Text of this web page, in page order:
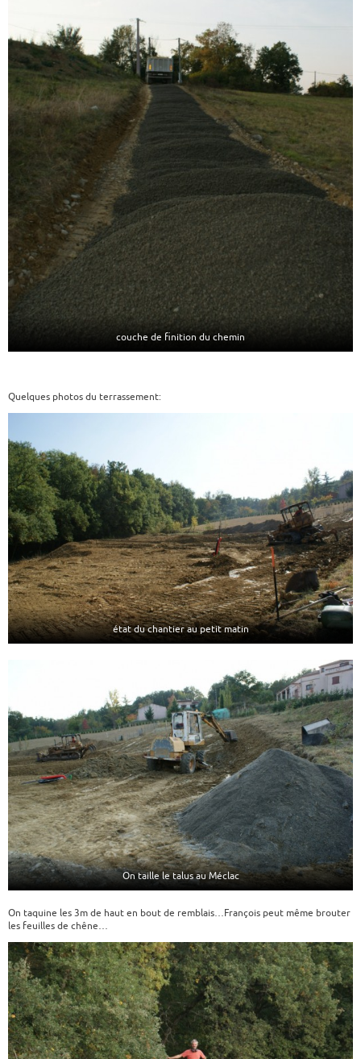
couche de finition du chemin
Quelques photos du terrassement:
état du chantier au petit matin
On taille le talus au Méclac
On taquine les 3m de haut en bout de remblais…François peut même brouter
les feuilles de chêne…